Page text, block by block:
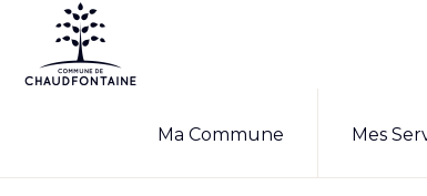
Passer
Passer
contenu
CHAUDFONTAINE
de
Ma Commune Mes